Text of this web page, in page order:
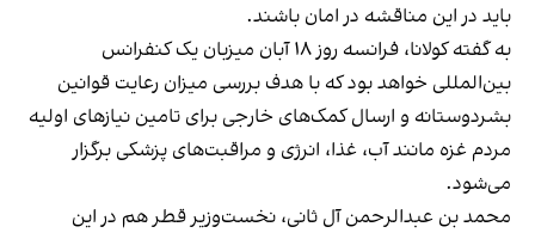
باید در این مناقشه در امان باشند.
به گفته کولانا، فرانسه روز ۱۸ آبان میزبان یک کنفرانس
بین‌المللی خواهد بود که با هدف بررسی میزان رعایت قوانین
بشردوستانه و ارسال کمک‌های خارجی برای تامین نیازهای اولیه
مردم غزه مانند آب، غذا، انرژی و مراقبت‌های پزشکی برگزار
می‌شود.
محمد بن عبدالرحمن آل ثانی، نخست‌وزیر قطر هم در این